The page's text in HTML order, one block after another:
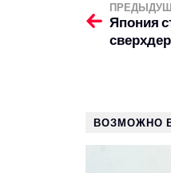
Япония
ВОЗМОЖНО